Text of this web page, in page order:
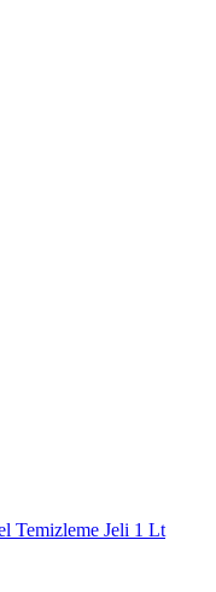
Temizleme Jeli 1 Lt